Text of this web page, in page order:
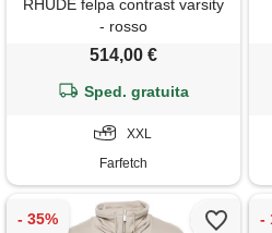
RHUDE felpa contrast varsity
- rosso
514,00 €
Sped. gratuita
XXL
Farfetch